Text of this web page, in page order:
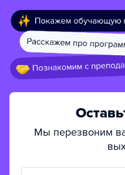
Мы перезвоним